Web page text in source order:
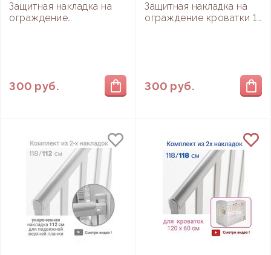
Защитная накладка на
ограждение
300 руб.
Защитная накладка на
ограждение кроватки 1
300 руб.